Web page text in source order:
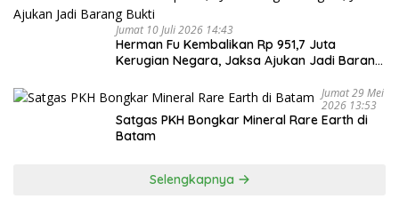
Jumat 10 Juli 2026 14:43
Herman Fu Kembalikan Rp 951,7 Juta
Kerugian Negara, Jaksa Ajukan Jadi Barang
Jumat 29 Mei
2026 13:53
Satgas PKH Bongkar Mineral Rare Earth di
Selengkapnya